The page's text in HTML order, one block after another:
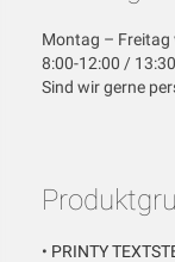
Montag – Freitag
8:00-12:00 /
Sind wir gerne
• PRINTY